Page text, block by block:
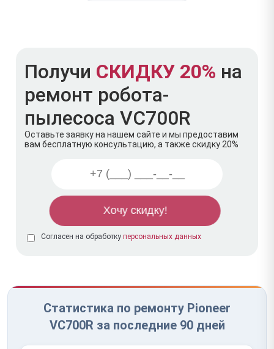
Получи СКИДКУ 20% на
ремонт робота-
пылесоса VC700R
Оставьте заявку на нашем сайте и мы предоставим
вам бесплатную консультацию, а также скидку 20%
Согласен на обработку персональных данных
Статистика по ремонту Pioneer
VC700R за последние 90 дней